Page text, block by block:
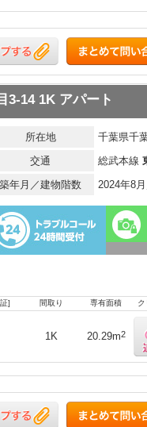
3-14 1K アパート
所在地
千葉県千
交通
総武本線
築年月／建物階数
2024年8
] 間取り 専有面積
1K 20.29m2